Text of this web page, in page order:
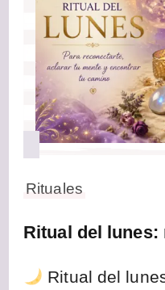
Rituales
Ritual del
Ritual del